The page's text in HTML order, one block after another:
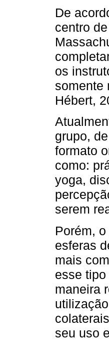
De
centro
os
somente
Hébert,
grupo,
formato
como:
yoga,
serem
Porém,
esferas
mais
esse
maneira
seu uso